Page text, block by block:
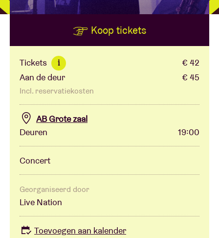
BRDCST
ABtv
Concertcheque
Over AB
Contact
Koop tickets
Tickets i
€ 42
Aan de deur
€ 45
Incl. reservatiekosten
AB Grote zaal
Deuren
19:00
Concert
Georganiseerd door
Live Nation
Toevoegen aan kalender